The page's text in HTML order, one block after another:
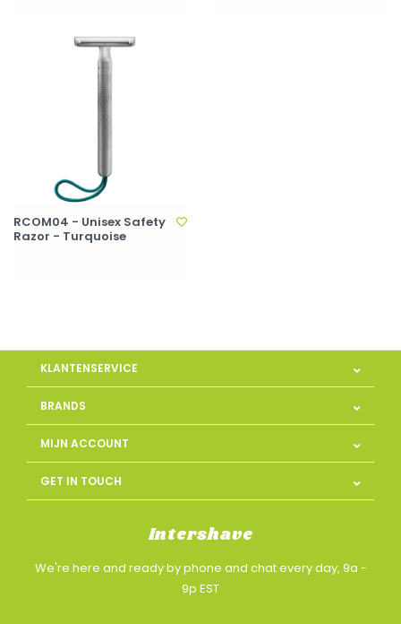
RCOM04 - Unisex Safety
Razor - Turquoise
KLANTENSERVICE
BRANDS
MIJN ACCOUNT
GET IN TOUCH
Intershave
We're here and ready by phone and chat every day, 9a -
9p EST